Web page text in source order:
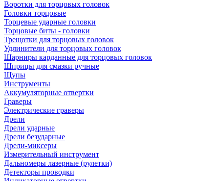
Воротки для торцовых головок
Головки торцовые
Торцевые ударные головки
Торцовые биты - головки
Трещотки для торцовых головок
Удлинители для торцовых головок
Шарниры карданные для торцовых головок
Шприцы для смазки ручные
Щупы
Инструменты
Аккумуляторные отвертки
Граверы
Электрические граверы
Дрели
Дрели ударные
Дрели безударные
Дрели-миксеры
Измерительный инструмент
Дальномеры лазерные (рулетки)
Детекторы проводки